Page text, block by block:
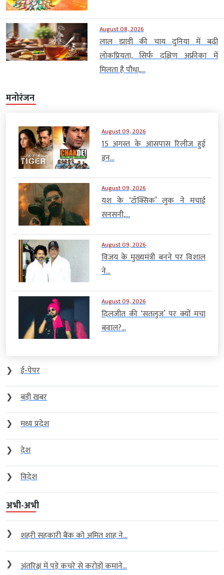
August 08, 2026
लाल झाड़ी की चाय दुनिया में बढ़ी
लोकप्रियता, सिर्फ दक्षिण अफ्रीका में
मिलता है पौधा,...
मनोरंजन
August 09, 2026
15 अगस्त के आसपास रिलीज हुई
इन...
August 09, 2026
यश के ‘टॉक्सिक’ लुक ने मचाई
सनसनी,...
August 09, 2026
विजय के मुख्यमंत्री बनने पर विशाल
ने...
August 09, 2026
दिलजीत की ‘सतलुज’ पर क्यों मचा
बवाल?...
❯
ई-पेपर
❯
बड़ी खबर
❯
मध्य प्रदेश
❯
देश
❯
विदेश
अभी-अभी
❯ शहरी सहकारी बैंक को अमित शाह ने...
❯ अंतरिक्ष में पड़े कचरे से करोड़ों कमाने...